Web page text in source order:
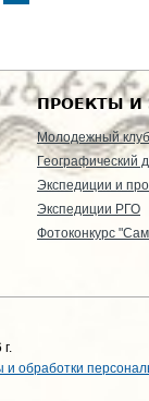
ПРОЕКТЫ И
Молодежный клуб
Географический
Экспедиции и
Экспедиции РГО
Фотоконкурс
и обработки